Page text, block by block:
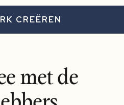
CREËREN
met de